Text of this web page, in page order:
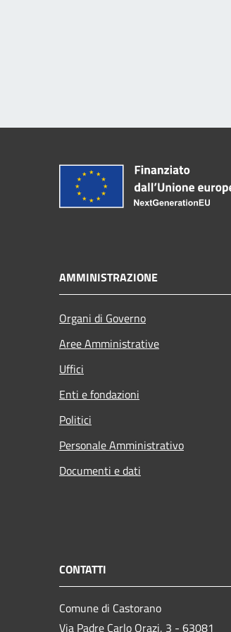
AMMINISTRAZIONE
Organi di Governo
Aree Amministrative
Uffici
Enti e fondazioni
Politici
Personale Amministrativo
Documenti e dati
CONTATTI
Comune di Castorano
Via Padre Carlo Orazi, 3 - 63081